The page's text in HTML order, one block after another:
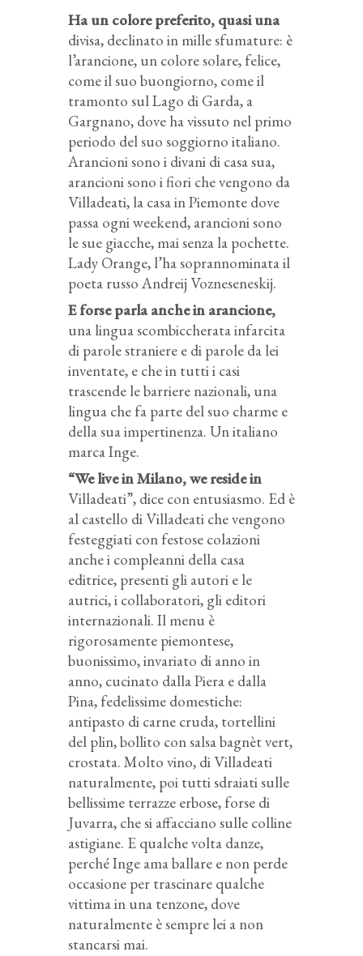
Ha un colore preferito, quasi una
divisa, declinato in mille sfumature: è
l’arancione, un colore solare, felice,
come il suo buongiorno, come il
tramonto sul Lago di Garda, a
Gargnano, dove ha vissuto nel primo
periodo del suo soggiorno italiano.
Arancioni sono i divani di casa sua,
arancioni sono i fiori che vengono da
Villadeati, la casa in Piemonte dove
passa ogni weekend, arancioni sono
le sue giacche, mai senza la pochette.
Lady Orange, l’ha soprannominata il
poeta russo Andreij Vozneseneskij.
E forse parla anche in arancione,
una lingua scombiccherata infarcita
di parole straniere e di parole da lei
inventate, e che in tutti i casi
trascende le barriere nazionali, una
lingua che fa parte del suo charme e
della sua impertinenza. Un italiano
marca Inge.
“We live in Milano, we reside in
Villadeati”, dice con entusiasmo. Ed è
al castello di Villadeati che vengono
festeggiati con festose colazioni
anche i compleanni della casa
editrice, presenti gli autori e le
autrici, i collaboratori, gli editori
internazionali. Il menu è
rigorosamente piemontese,
buonissimo, invariato di anno in
anno, cucinato dalla Piera e dalla
Pina, fedelissime domestiche:
antipasto di carne cruda, tortellini
del plin, bollito con salsa bagnèt vert,
crostata. Molto vino, di Villadeati
naturalmente, poi tutti sdraiati sulle
bellissime terrazze erbose, forse di
Juvarra, che si affacciano sulle colline
astigiane. E qualche volta danze,
perché Inge ama ballare e non perde
occasione per trascinare qualche
vittima in una tenzone, dove
naturalmente è sempre lei a non
stancarsi mai.